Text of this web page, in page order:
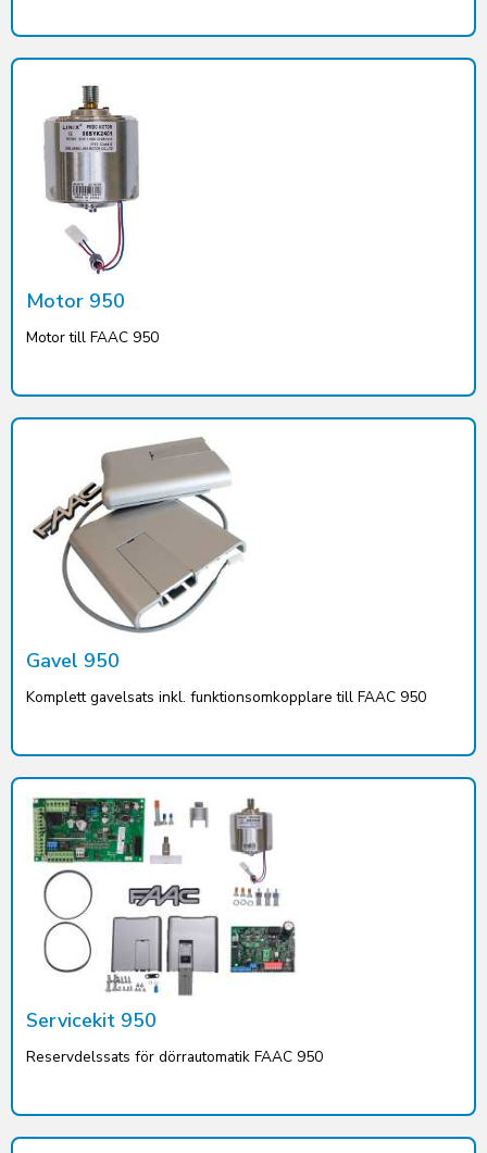
Motor 950
Motor till FAAC 950
Gavel 950
Komplett gavelsats inkl. funktionsomkopplare till FAAC 950
Servicekit 950
Reservdelssats för dörrautomatik FAAC 950